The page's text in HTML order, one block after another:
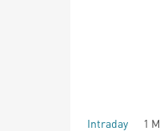
Intraday 1